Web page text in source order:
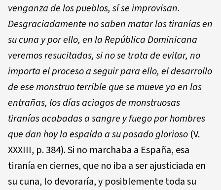
venganza de los pueblos, sí se improvisan.
Desgraciadamente no saben matar las tiranías en
su cuna y por ello, en la República Dominicana
veremos resucitadas, si no se trata de evitar, no
importa el proceso a seguir para ello, el desarrollo
de ese monstruo terrible que se mueve ya en las
entrañas, los días aciagos de monstruosas
tiranías acabadas a sangre y fuego por hombres
que dan hoy la espalda a su pasado glorioso (V.
XXXIII, p. 384). Si no marchaba a España, esa
tiranía en ciernes, que no iba a ser ajusticiada en
su cuna, lo devoraría, y posiblemente toda su